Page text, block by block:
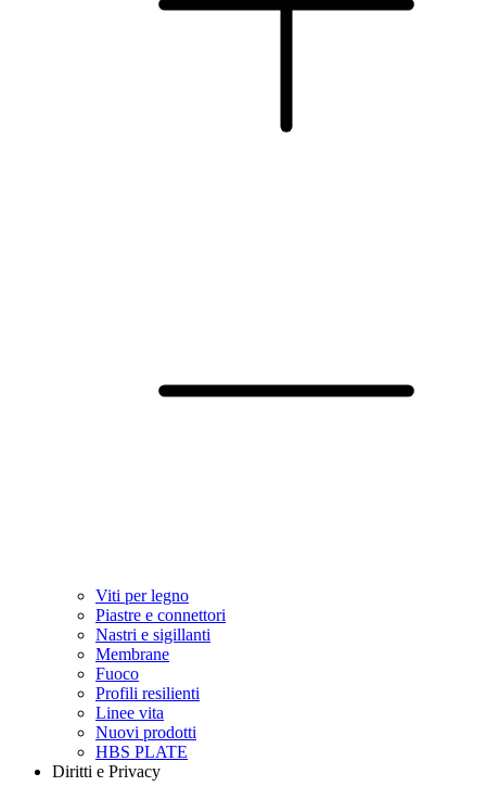
Viti per legno
Piastre e connettori
Nastri e sigillanti
Membrane
Fuoco
Profili resilienti
Linee vita
Nuovi prodotti
HBS PLATE
Diritti e Privacy